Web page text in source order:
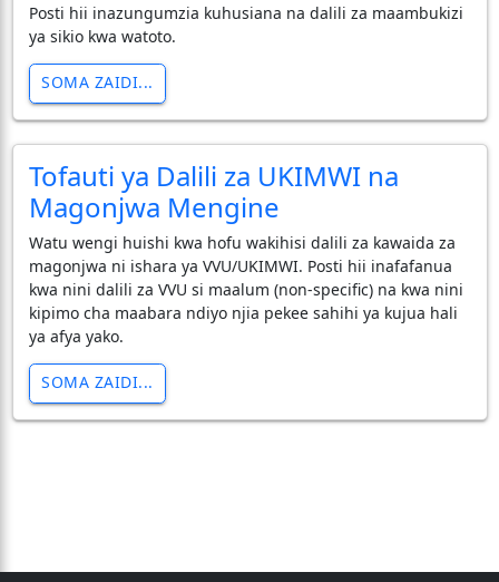
Posti hii inazungumzia kuhusiana na dalili za maambukizi
ya sikio kwa watoto.
SOMA ZAIDI...
Tofauti ya Dalili za UKIMWI na
Magonjwa Mengine
​Watu wengi huishi kwa hofu wakihisi dalili za kawaida za
magonjwa ni ishara ya VVU/UKIMWI. Posti hii inafafanua
kwa nini dalili za VVU si maalum (non-specific) na kwa nini
kipimo cha maabara ndiyo njia pekee sahihi ya kujua hali
ya afya yako.
SOMA ZAIDI...